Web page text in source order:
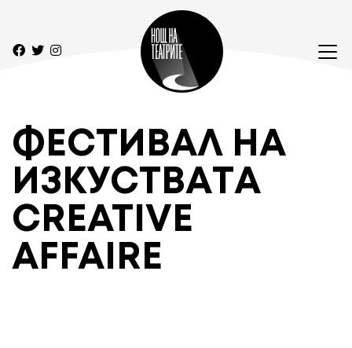
ФЕСТИВАЛ НА
ИЗКУСТВАТА
CREATIVE
AFFAIRE